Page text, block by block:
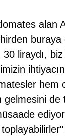
alan
liraydı,
hem
gelmesini de